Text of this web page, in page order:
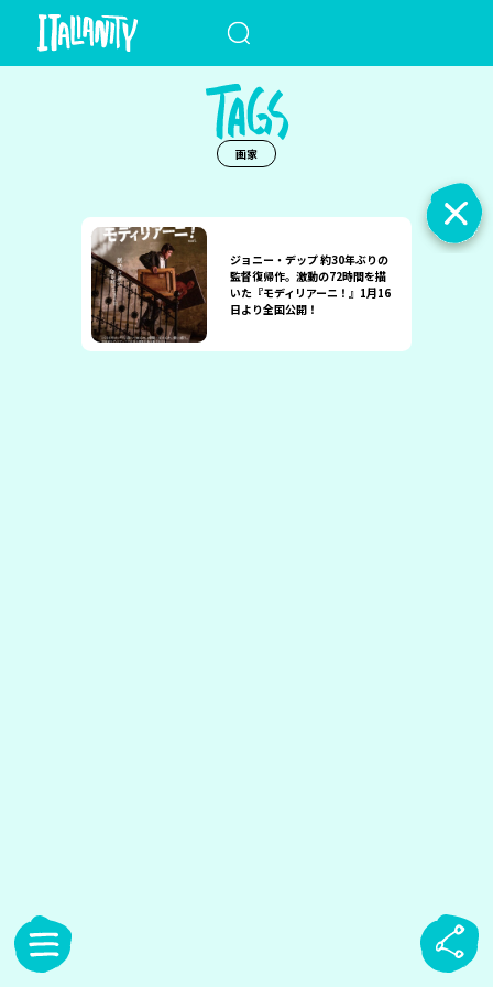
画家
ジョニー・デップ 約30年ぶりの
監督復帰作。激動の72時間を描
いた『モディリアーニ！』1月16
日より全国公開！